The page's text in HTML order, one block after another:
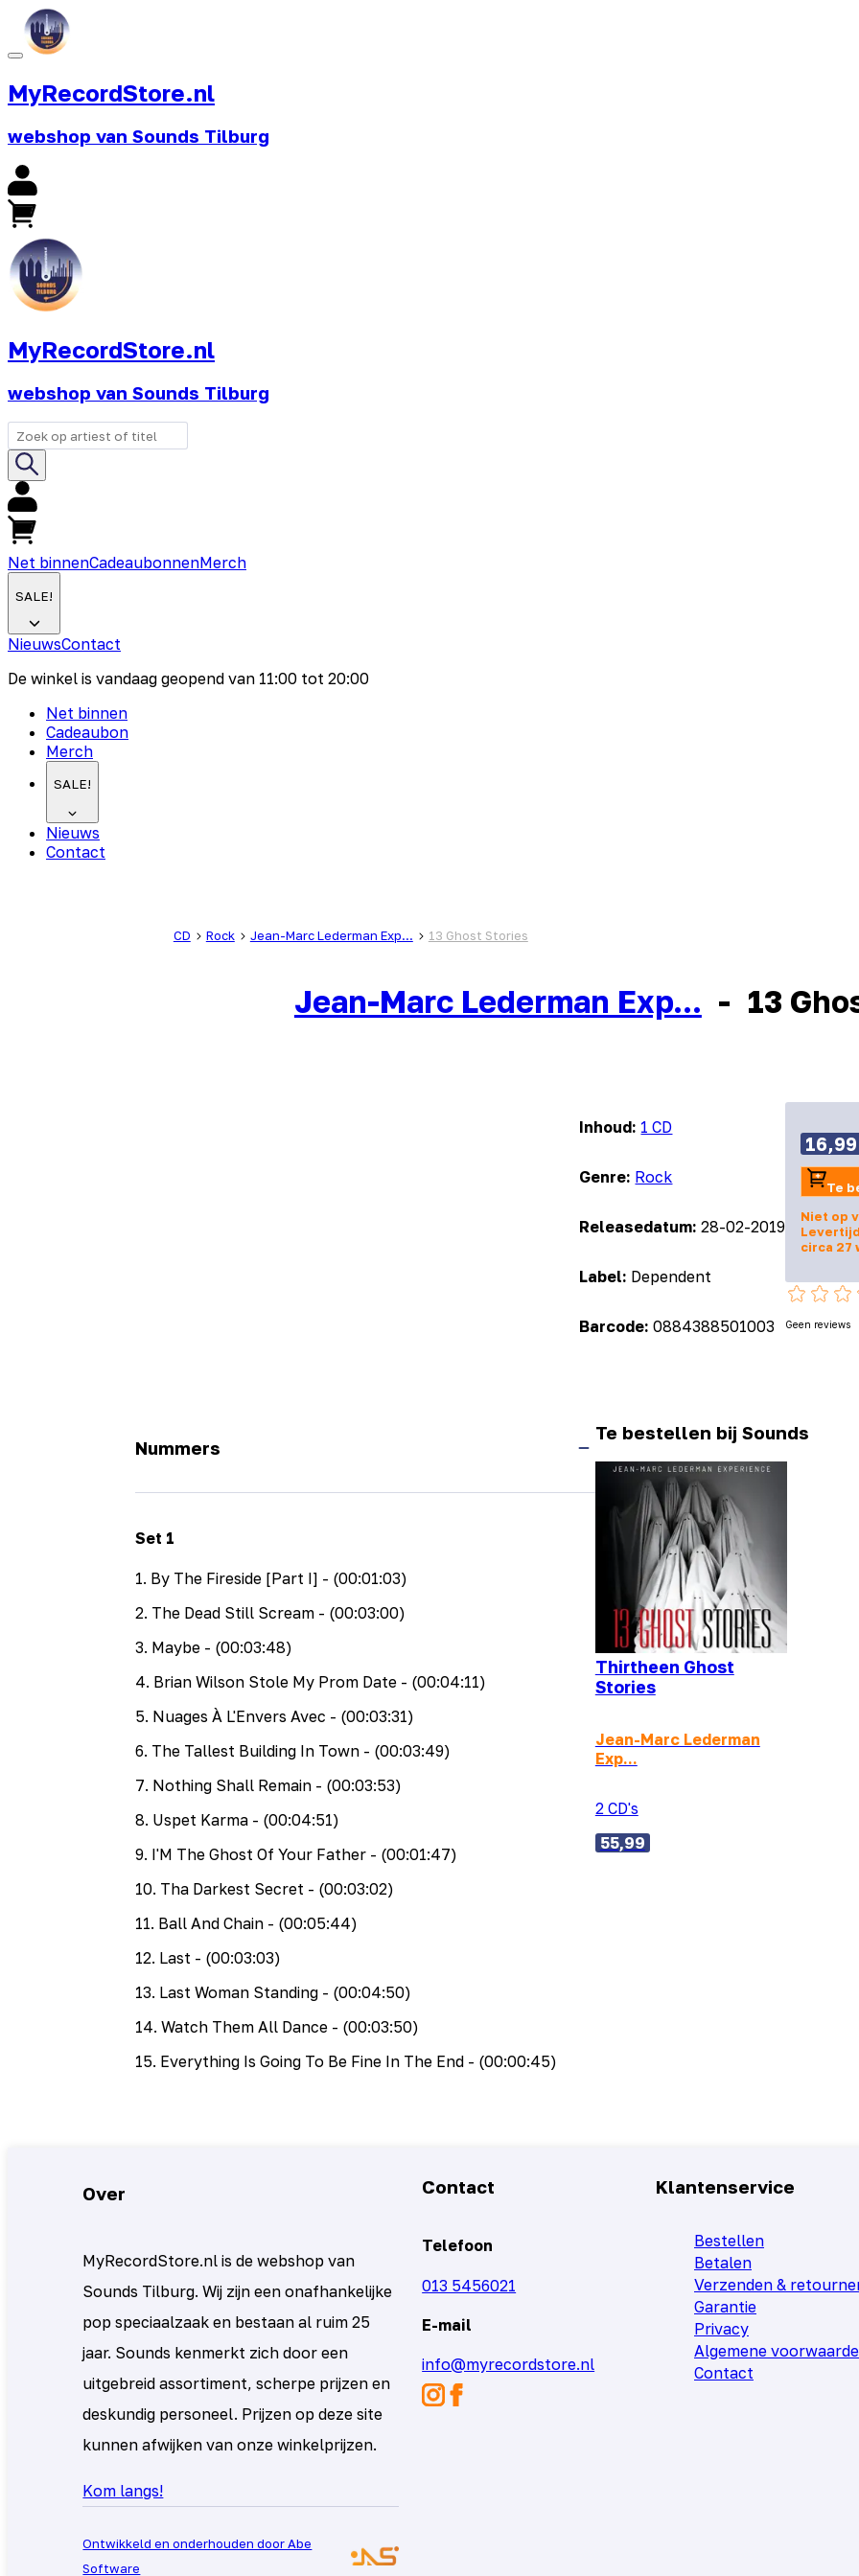
MyRecordStore.nl
webshop van Sounds Tilburg
MyRecordStore.nl
webshop van Sounds Tilburg
Net binnenCadeaubonnenMerch
SALE!
NieuwsContact
De winkel is vandaag geopend van 11:00 tot 20:00
Net binnen
Cadeaubon
Merch
SALE!
Nieuws
Contact
CD Rock Jean-Marc Lederman Exp... 13 Ghost Stories
Jean-Marc Lederman Exp... - 13
Inhoud: 1 CD
Genre: Rock
Releasedatum:28-02-2019
Label: Dependent
Barcode:0884388501003
16,99
Te
Niet op
circa 27
Geen reviews
Nummers
Set 1
1. By The Fireside [Part I] - (00:01:03)
2. The Dead Still Scream- (00:03:00)
3. Maybe- (00:03:48)
4. Brian Wilson Stole My Prom Date- (00:04:11)
5. Nuages À L'Envers Avec - (00:03:31)
6. The Tallest Building In Town- (00:03:49)
7. Nothing Shall Remain- (00:03:53)
8. Uspet Karma- (00:04:51)
9. I'M The Ghost Of Your Father- (00:01:47)
10. Tha Darkest Secret - (00:03:02)
11. Ball And Chain- (00:05:44)
12. Last - (00:03:03)
13. Last Woman Standing- (00:04:50)
14. Watch Them All Dance- (00:03:50)
15. Everything Is Going To Be Fine In The End- (00:00:45)
Te bestellen bij Sounds
Thirtheen Ghost
Stories
Jean-Marc Lederman
Exp...
2 CD's
55,99
Over
MyRecordStore.nl is de webshop van
Sounds Tilburg. Wij zijn een onafhankelijke
pop speciaalzaak en bestaan al ruim 25
jaar. Sounds kenmerkt zich door een
uitgebreid assortiment, scherpe prijzen en
deskundig personeel. Prijzen op deze site
kunnen afwijken van onze winkelprijzen.
Kom langs!
Ontwikkeld en onderhouden door Abe
Software
Contact
Telefoon
013 5456021
E-mail
info@myrecordstore.nl
Klantenservice
Bestellen
Betalen
Verzenden &
Garantie
Privacy
Algemene
Contact